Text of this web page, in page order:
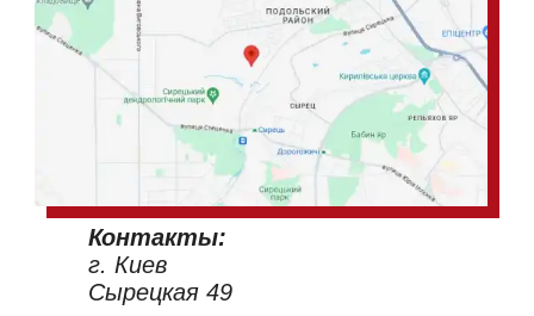
Контакты:
г. Киев
Сырецкая 49